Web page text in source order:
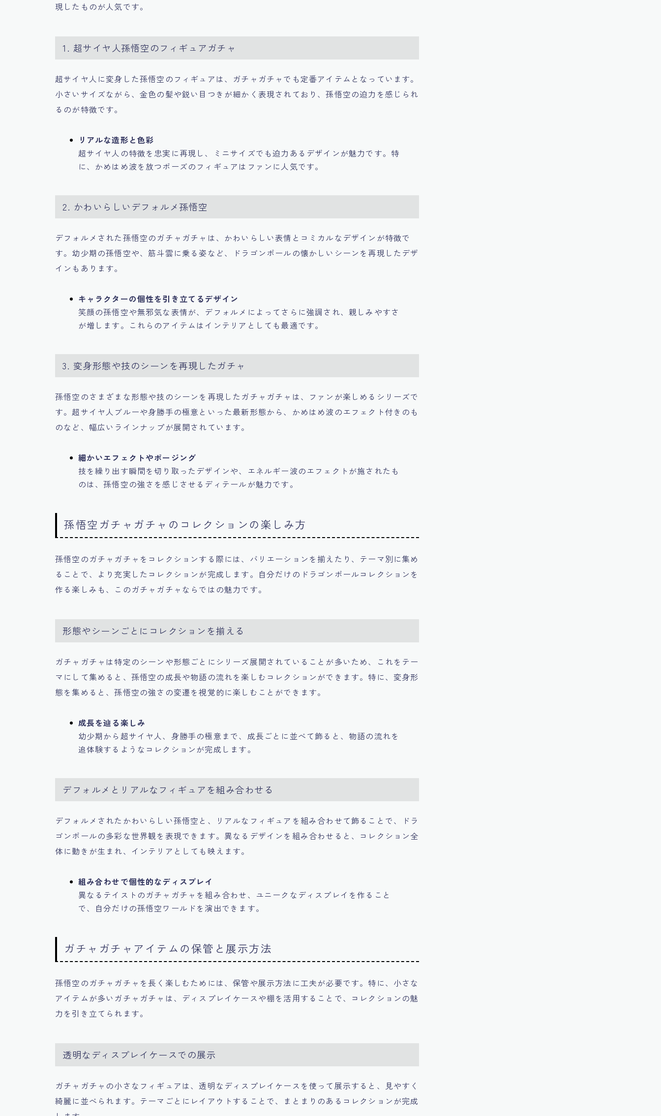
現したものが人気です。
1. 超サイヤ人孫悟空のフィギュアガチャ
超サイヤ人に変身した孫悟空のフィギュアは、ガチャガチャでも定番アイテムとなっています。
小さいサイズながら、金色の髪や鋭い目つきが細かく表現されており、孫悟空の迫力を感じられ
るのが特徴です。
リアルな造形と色彩
超サイヤ人の特徴を忠実に再現し、ミニサイズでも迫力あるデザインが魅力です。特
に、かめはめ波を放つポーズのフィギュアはファンに人気です。
2. かわいらしいデフォルメ孫悟空
デフォルメされた孫悟空のガチャガチャは、かわいらしい表情とコミカルなデザインが特徴で
す。幼少期の孫悟空や、筋斗雲に乗る姿など、ドラゴンボールの懐かしいシーンを再現したデザ
インもあります。
キャラクターの個性を引き立てるデザイン
笑顔の孫悟空や無邪気な表情が、デフォルメによってさらに強調され、親しみやすさ
が増します。これらのアイテムはインテリアとしても最適です。
3. 変身形態や技のシーンを再現したガチャ
孫悟空のさまざまな形態や技のシーンを再現したガチャガチャは、ファンが楽しめるシリーズで
す。超サイヤ人ブルーや身勝手の極意といった最新形態から、かめはめ波のエフェクト付きのも
のなど、幅広いラインナップが展開されています。
細かいエフェクトやポージング
技を繰り出す瞬間を切り取ったデザインや、エネルギー波のエフェクトが施されたも
のは、孫悟空の強さを感じさせるディテールが魅力です。
孫悟空ガチャガチャのコレクションの楽しみ方
孫悟空のガチャガチャをコレクションする際には、バリエーションを揃えたり、テーマ別に集め
ることで、より充実したコレクションが完成します。自分だけのドラゴンボールコレクションを
作る楽しみも、このガチャガチャならではの魅力です。
形態やシーンごとにコレクションを揃える
ガチャガチャは特定のシーンや形態ごとにシリーズ展開されていることが多いため、これをテー
マにして集めると、孫悟空の成長や物語の流れを楽しむコレクションができます。特に、変身形
態を集めると、孫悟空の強さの変遷を視覚的に楽しむことができます。
成長を辿る楽しみ
幼少期から超サイヤ人、身勝手の極意まで、成長ごとに並べて飾ると、物語の流れを
追体験するようなコレクションが完成します。
デフォルメとリアルなフィギュアを組み合わせる
デフォルメされたかわいらしい孫悟空と、リアルなフィギュアを組み合わせて飾ることで、ドラ
ゴンボールの多彩な世界観を表現できます。異なるデザインを組み合わせると、コレクション全
体に動きが生まれ、インテリアとしても映えます。
組み合わせで個性的なディスプレイ
異なるテイストのガチャガチャを組み合わせ、ユニークなディスプレイを作ること
で、自分だけの孫悟空ワールドを演出できます。
ガチャガチャアイテムの保管と展示方法
孫悟空のガチャガチャを長く楽しむためには、保管や展示方法に工夫が必要です。特に、小さな
アイテムが多いガチャガチャは、ディスプレイケースや棚を活用することで、コレクションの魅
力を引き立てられます。
透明なディスプレイケースでの展示
ガチャガチャの小さなフィギュアは、透明なディスプレイケースを使って展示すると、見やすく
綺麗に並べられます。テーマごとにレイアウトすることで、まとまりのあるコレクションが完成